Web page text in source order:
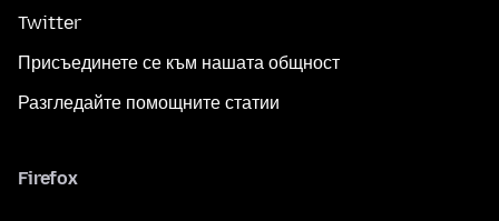
Twitter
Присъединете се към нашата общност
Разгледайте помощните статии
Firefox